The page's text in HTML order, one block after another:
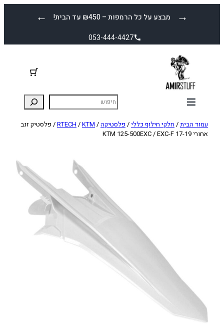
← מבצע על כל הרמפות – ₪450 עד הבית! →
053-444-4427
עמוד הבית/ חלקי חילוף כללי/ פלסטיקה/
RTECH /KTM
/ פלסטיק זנב
אחורי KTM 125-500EXC / EXC-F 17-19